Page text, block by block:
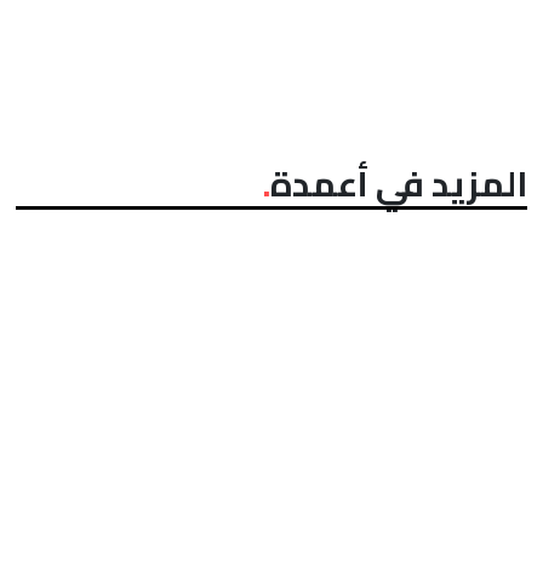
المزيد في أعمدة